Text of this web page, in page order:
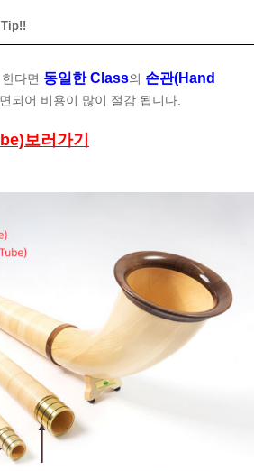
다면 동일한 Class의 손관(Hand
되어 비용이 많이 절감 됩니다.
보러가기